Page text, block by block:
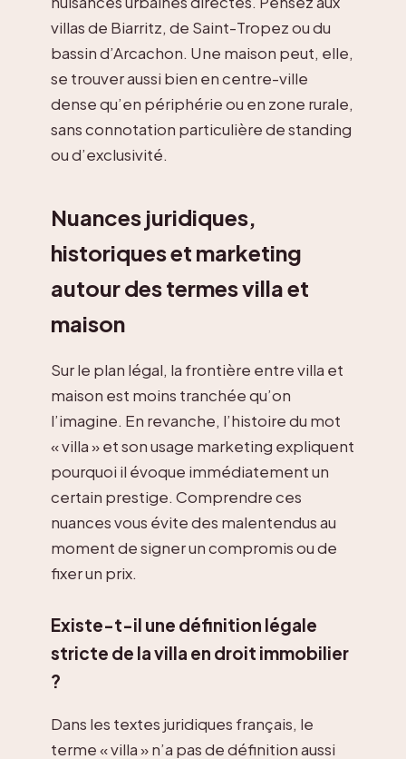
villas de Biarritz, de Saint-Tropez ou du
bassin d’Arcachon. Une maison peut, elle,
se trouver aussi bien en centre-ville
dense qu’en périphérie ou en zone rurale,
sans connotation particulière de standing
ou d’exclusivité.
Nuances juridiques,
historiques et marketing
autour des termes villa et
maison
Sur le plan légal, la frontière entre villa et
maison est moins tranchée qu’on
l’imagine. En revanche, l’histoire du mot
« villa » et son usage marketing expliquent
pourquoi il évoque immédiatement un
certain prestige. Comprendre ces
nuances vous évite des malentendus au
moment de signer un compromis ou de
fixer un prix.
Existe-t-il une définition légale
stricte de la villa en droit immobilier
?
Dans les textes juridiques français, le
terme « villa » n’a pas de définition aussi